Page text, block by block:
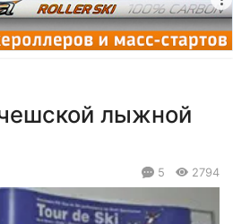
лыжной
5 2794